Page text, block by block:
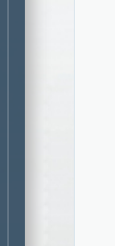
зона с
метро
нередки